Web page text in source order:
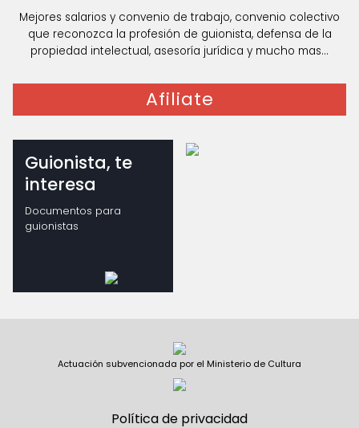
Mejores salarios y convenio de trabajo, convenio colectivo
que reconozca la profesión de guionista, defensa de la
propiedad intelectual, asesoría jurídica y mucho mas...
Afiliate
Guionista, te
interesa
Documentos para
guionistas
Actuación subvencionada por el Ministerio de Cultura
Política de privacidad